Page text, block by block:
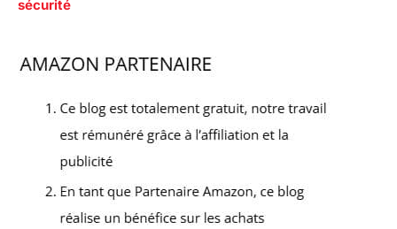
sécurité